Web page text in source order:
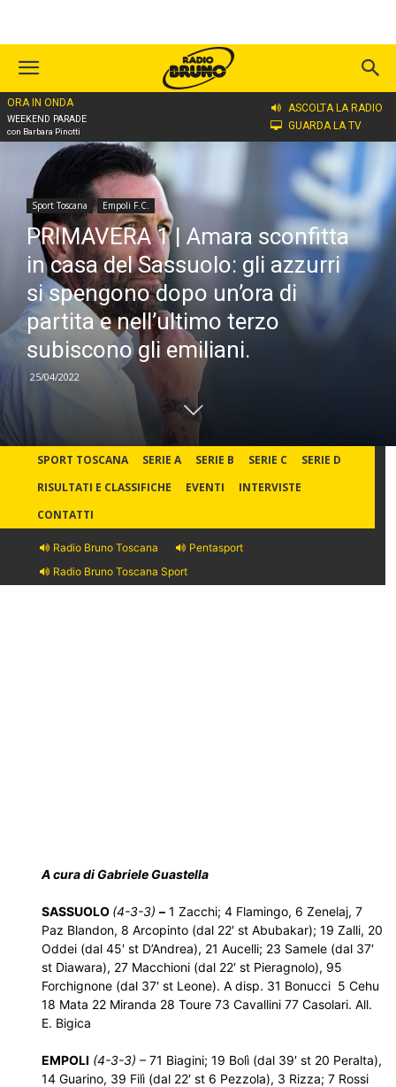
ORA IN ONDA
WEEKEND PARADE
con Barbara Pinotti
ASCOLTA LA RADIO
GUARDA LA TV
Home
Sport Toscana Empoli F.C.
PRIMAVERA 1 | Amara sconfitta
in casa del Sassuolo: gli azzurri
si spengono dopo un’ora di
partita e nell’ultimo terzo
subiscono gli emiliani.
25/04/2022
SPORT TOSCANA SERIE A SERIE B SERIE C
SERIE D
RISULTATI E CLASSIFICHE
EVENTI
INTERVISTE
CONTATTI
Radio Bruno Toscana
Pentasport
Radio Bruno Toscana Sport
A cura di Gabriele Guastella
SASSUOLO (4-3-3) – 1 Zacchi; 4 Flamingo, 6 Zenelaj, 7
Paz Blandon, 8 Arcopinto (dal 22′ st Abubakar); 19 Zalli, 20
Oddei (dal 45′ st D’Andrea), 21 Aucelli; 23 Samele (dal 37′
st Diawara), 27 Macchioni (dal 22′ st Pieragnolo), 95
Forchignone (dal 37′ st Leone). A disp. 31 Bonucci 5 Cehu
18 Mata 22 Miranda 28 Toure 73 Cavallini 77 Casolari. All.
E. Bigica
EMPOLI (4-3-3) – 71 Biagini; 19 Bolì (dal 39′ st 20 Peralta),
14 Guarino, 39 Filì (dal 22′ st 6 Pezzola), 3 Rizza; 7 Rossi